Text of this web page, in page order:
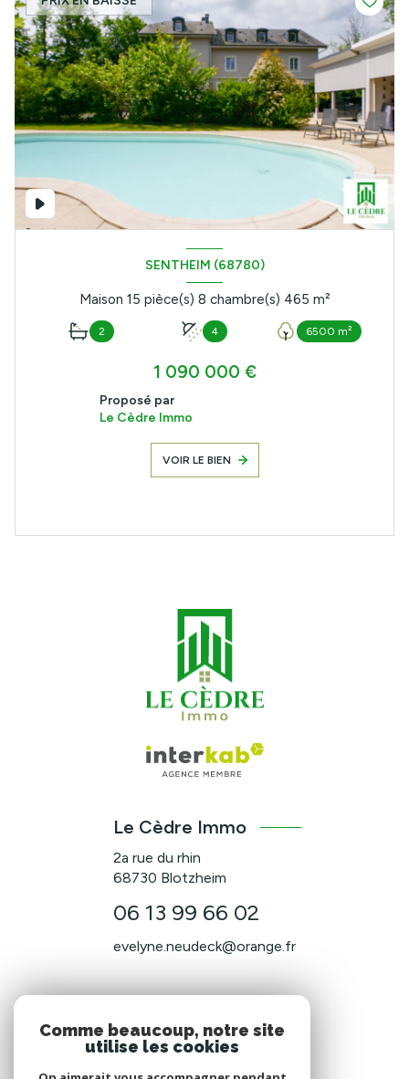
SENTHEIM (68780)
Maison 15 pièce(s) 8 chambre(s) 465 m²
2 4 6500 m²
1 090 000 €
Proposé par
Le Cèdre Immo
VOIR LE BIEN
Le Cèdre Immo
2a rue du rhin
68730 Blotzheim
06 13 99 66 02
evelyne.neudeck@orange.fr
Nous suivre
Comme beaucoup, notre site
utilise les cookies